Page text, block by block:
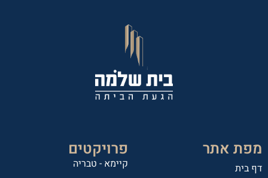
מפת אתר
דף בית
פרויקטים
קיימא - טבריה